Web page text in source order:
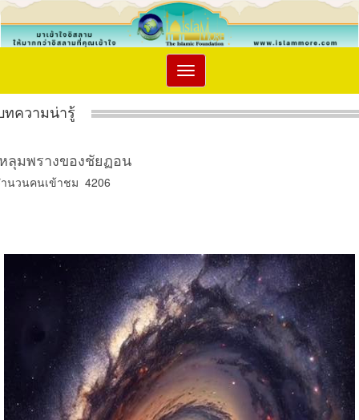
Toggle
navigation
ทความน่ารู้
ลุมพรางของชัยฏอน
นวนคนเข้าชม 4206